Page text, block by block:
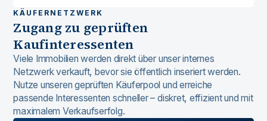
KÄUFERNETZWERK
Zugang zu geprüften
Kaufinteressenten
Viele Immobilien werden direkt über unser internes
Netzwerk verkauft, bevor sie öffentlich inseriert werden.
Nutze unseren geprüften Käuferpool und erreiche
passende Interessenten schneller – diskret, effizient und mit
maximalem Verkaufserfolg.